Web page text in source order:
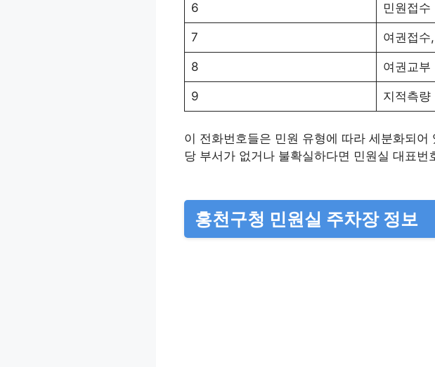
6 민원접수
7 여권접수
8 여권교부
9 지적측량
이 전화번호들은 민원 유형에 따라 세분화되
당 부서가 없거나 불확실하다면 민원실 대표
홍천구청 민원실 주차장 정보